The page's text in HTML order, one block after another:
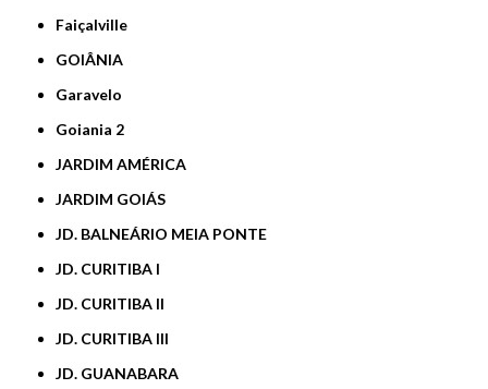
Faiçalville
GOIÂNIA
Garavelo
Goiania 2
JARDIM AMÉRICA
JARDIM GOIÁS
JD. BALNEÁRIO MEIA PONTE
JD. CURITIBA I
JD. CURITIBA II
JD. CURITIBA III
JD. GUANABARA